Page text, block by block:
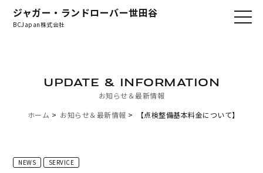
ジャガー・ランドローバー世田谷
BCJapan株式会社
お知らせ＆最新情報
UPDATE & INFORMATION
ホーム お知らせ＆最新情報 【点検整備基本料金について】
NEWS SERVICE